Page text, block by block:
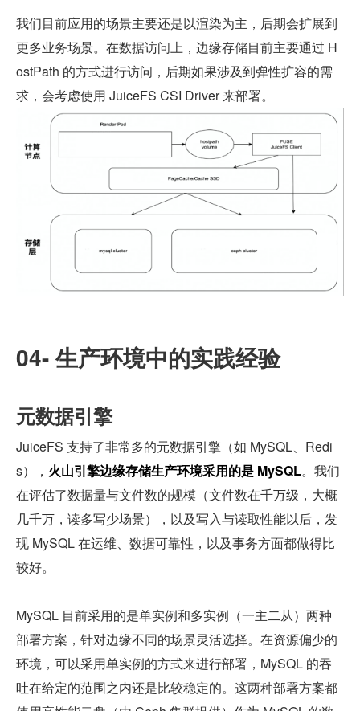
我们目前应用的场景主要还是以渲染为主，后期会扩展到
更多业务场景。在数据访问上，边缘存储目前主要通过 H
ostPath 的方式进行访问，后期如果涉及到弹性扩容的需
求，会考虑使用 JuiceFS CSI Driver 来部署。
04- 生产环境中的实践经验
元数据引擎
JuiceFS 支持了非常多的元数据引擎（如 MySQL、Redi
s）， 火山引擎边缘存储生产环境采用的是 MySQL。我们
在评估了数据量与文件数的规模（文件数在千万级，大概
几千万，读多写少场景），以及写入与读取性能以后，发
现 MySQL 在运维、数据可靠性，以及事务方面都做得比
较好。
MySQL 目前采用的是单实例和多实例（一主二从）两种
部署方案，针对边缘不同的场景灵活选择。在资源偏少的
环境，可以采用单实例的方式来进行部署，MySQL 的吞
吐在给定的范围之内还是比较稳定的。这两种部署方案都